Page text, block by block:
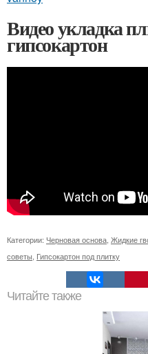
Видео укладка
гипсокартон
Категории: Черновая основа, Жидкие
советы, Гипсокартон под плитку
Читайте также